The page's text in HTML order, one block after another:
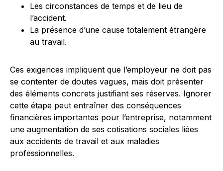
Les circonstances de temps et de lieu de
l’accident.
La présence d’une cause totalement étrangère
au travail.
Ces exigences impliquent que l’employeur ne doit pas
se contenter de doutes vagues, mais doit présenter
des éléments concrets justifiant ses réserves. Ignorer
cette étape peut entraîner des conséquences
financières importantes pour l’entreprise, notamment
une augmentation de ses cotisations sociales liées
aux accidents de travail et aux maladies
professionnelles.